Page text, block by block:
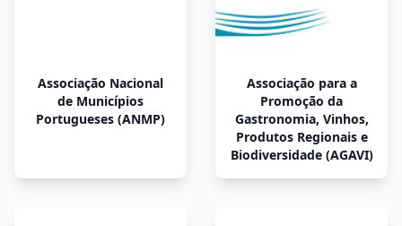
Associação Nacional
de Municípios
Portugueses (ANMP)
Associação para a
Promoção da
Gastronomia, Vinhos,
Produtos Regionais e
Biodiversidade (AGAVI)